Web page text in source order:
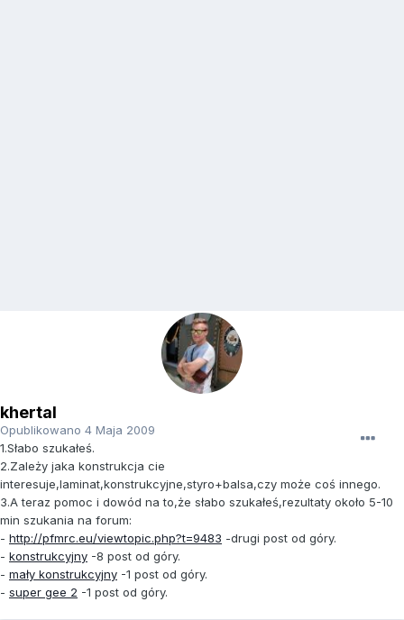
khertal
Opublikowano 4 Maja 2009
1.Słabo szukałeś.
2.Zależy jaka konstrukcja cie
interesuje,laminat,konstrukcyjne,styro+balsa,czy może coś innego.
3.A teraz pomoc i dowód na to,że słabo szukałeś,rezultaty około 5-10
min szukania na forum:
- http://pfmrc.eu/viewtopic.php?t=9483 -drugi post od góry.
- konstrukcyjny -8 post od góry.
- mały konstrukcyjny -1 post od góry.
- super gee 2 -1 post od góry.